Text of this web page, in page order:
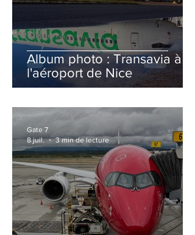
Album photo : Transavia à
l'aéroport de Nice
Gate 7
8 juil.
3 min de lecture